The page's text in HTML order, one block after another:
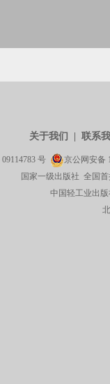
关于我们 联系
09114783 号 京公网安备
国家一级出版社 全国
中国轻工业出版